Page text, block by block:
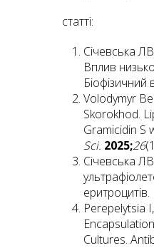
статті:
Січевська
Вплив
Біофізичний
Volodymyr
Skorokhod.
Gramicidin S
Sci. 2025;26
Січевська
Perepelytsia
Cultures.